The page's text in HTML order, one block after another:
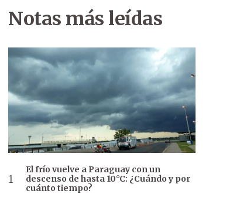
Notas más leídas
El frío vuelve a Paraguay con un
descenso de hasta 10°C: ¿Cuándo y por
cuánto tiempo?